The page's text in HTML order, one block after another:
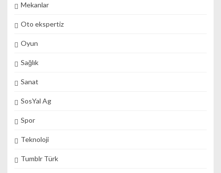
Mekanlar
Oto ekspertiz
Oyun
Sağlık
Sanat
SosYal Ag
Spor
Teknoloji
Tumblr Türk